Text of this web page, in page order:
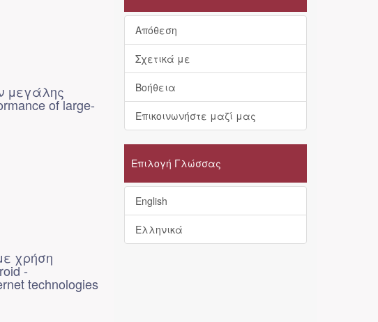
μεγάλης
of large-
χρήση
-
technologies
Απόθεση
Σχετικά με
Βοήθεια
Επικοινωνήστε μαζί μας
Επιλογή Γλώσσας
English
Ελληνικά